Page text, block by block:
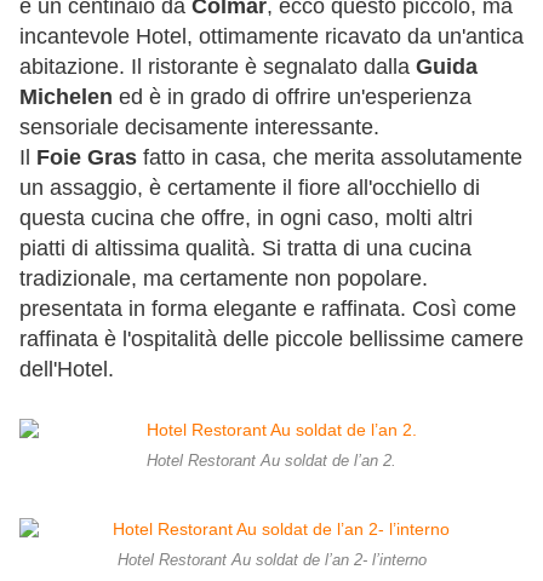
e un centinaio da Colmar, ecco questo piccolo, ma
incantevole Hotel, ottimamente ricavato da un'antica
abitazione. Il ristorante è segnalato dalla Guida
Michelen ed è in grado di offrire un'esperienza
sensoriale decisamente interessante.
Il Foie Gras fatto in casa, che merita assolutamente
un assaggio, è certamente il fiore all'occhiello di
questa cucina che offre, in ogni caso, molti altri
piatti di altissima qualità. Si tratta di una cucina
tradizionale, ma certamente non popolare.
presentata in forma elegante e raffinata. Così come
raffinata è l'ospitalità delle piccole bellissime camere
dell'Hotel.
Hotel Restorant Au soldat de l’an 2.
Hotel Restorant Au soldat de l’an 2- l’interno